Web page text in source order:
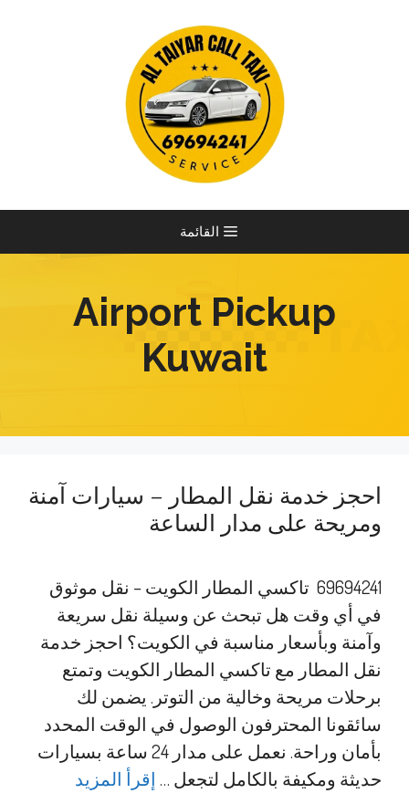
القائمة
Airport Pickup
Kuwait
احجز خدمة نقل المطار – سيارات آمنة
ومريحة على مدار الساعة
69694241 تاكسي المطار الكويت – نقل موثوق
في أي وقت هل تبحث عن وسيلة نقل سريعة
وآمنة وبأسعار مناسبة في الكويت؟ احجز خدمة
نقل المطار مع تاكسي المطار الكويت وتمتع
برحلات مريحة وخالية من التوتر. يضمن لك
سائقونا المحترفون الوصول في الوقت المحدد
بأمان وراحة. نعمل على مدار 24 ساعة بسيارات
حديثة ومكيفة بالكامل لتجعل … إقرأ المزيد